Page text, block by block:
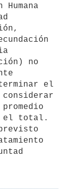
no
el
considerar
el total.